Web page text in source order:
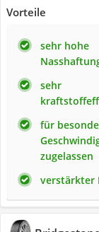
Vorteile
sehr hohe
sehr
für
zugelassen
verstärkter